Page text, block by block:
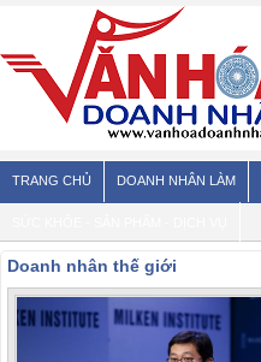
TRANG CHỦ DOANH NHÂN LÀM
Doanh nhân thế giới